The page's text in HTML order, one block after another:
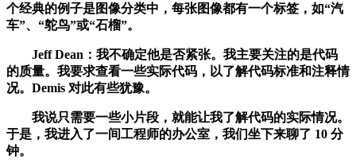
个经典的例子是图像分类中，每张图像都有一个标签，如“汽
车”、“鸵鸟”或“石榴”。
Jeff Dean：我不确定他是否紧张。我主要关注的是代码
的质量。我要求查看一些实际代码，以了解代码标准和注释情
况。Demis 对此有些犹豫。
我说只需要一些小片段，就能让我了解代码的实际情况。
于是，我进入了一间工程师的办公室，我们坐下来聊了 10 分
钟。